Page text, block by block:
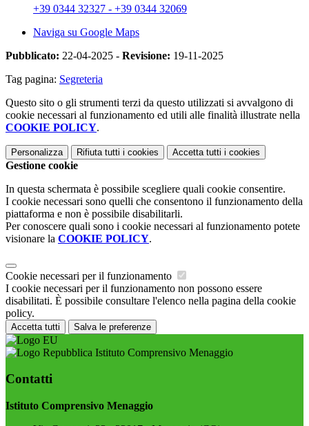
+39 0344 32327 - +39 0344 32069
Naviga su Google Maps
Pubblicato: 22-04-2025 - Revisione: 19-11-2025
Tag pagina: Segreteria
Questo sito o gli strumenti terzi da questo utilizzati si avvalgono di
cookie necessari al funzionamento ed utili alle finalità illustrate nella
COOKIE POLICY.
Personalizza Rifiuta tutti i cookies Accetta tutti i cookies
Gestione cookie
In questa schermata è possibile scegliere quali cookie consentire.
I cookie necessari sono quelli che consentono il funzionamento della
piattaforma e non è possibile disabilitarli.
Per conoscere quali sono i cookie necessari al funzionamento potete
visionare la COOKIE POLICY.
Cookie necessari per il funzionamento
I cookie necessari per il funzionamento non possono essere
disabilitati. È possibile consultare l'elenco nella pagina della cookie
policy.
Accetta tutti Salva le preferenze
Istituto Comprensivo Menaggio
Contatti
Istituto Comprensivo Menaggio